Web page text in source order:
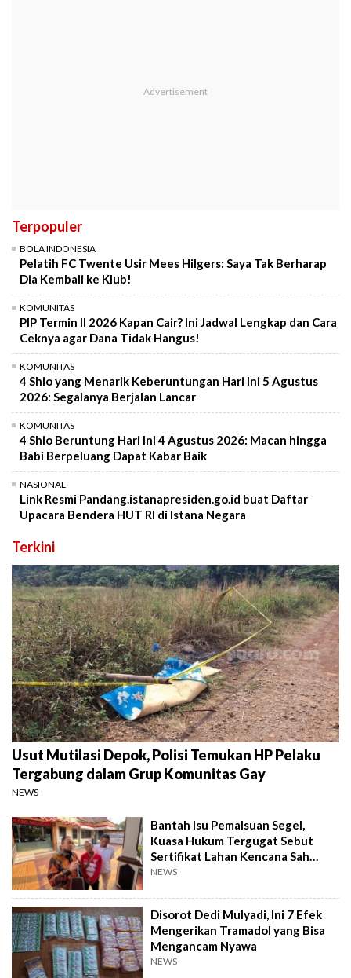
Terpopuler
BOLA INDONESIA
Pelatih FC Twente Usir Mees Hilgers: Saya Tak Berharap
Dia Kembali ke Klub!
KOMUNITAS
PIP Termin II 2026 Kapan Cair? Ini Jadwal Lengkap dan Cara
Ceknya agar Dana Tidak Hangus!
KOMUNITAS
4 Shio yang Menarik Keberuntungan Hari Ini 5 Agustus
2026: Segalanya Berjalan Lancar
KOMUNITAS
4 Shio Beruntung Hari Ini 4 Agustus 2026: Macan hingga
Babi Berpeluang Dapat Kabar Baik
NASIONAL
Link Resmi Pandang.istanapresiden.go.id buat Daftar
Upacara Bendera HUT RI di Istana Negara
Terkini
Usut Mutilasi Depok, Polisi Temukan HP Pelaku
Tergabung dalam Grup Komunitas Gay
NEWS
Bantah Isu Pemalsuan Segel,
Kuasa Hukum Tergugat Sebut
Sertifikat Lahan Kencana Sah
Lewat PTSL
NEWS
Disorot Dedi Mulyadi, Ini 7 Efek
Mengerikan Tramadol yang Bisa
Mengancam Nyawa
NEWS